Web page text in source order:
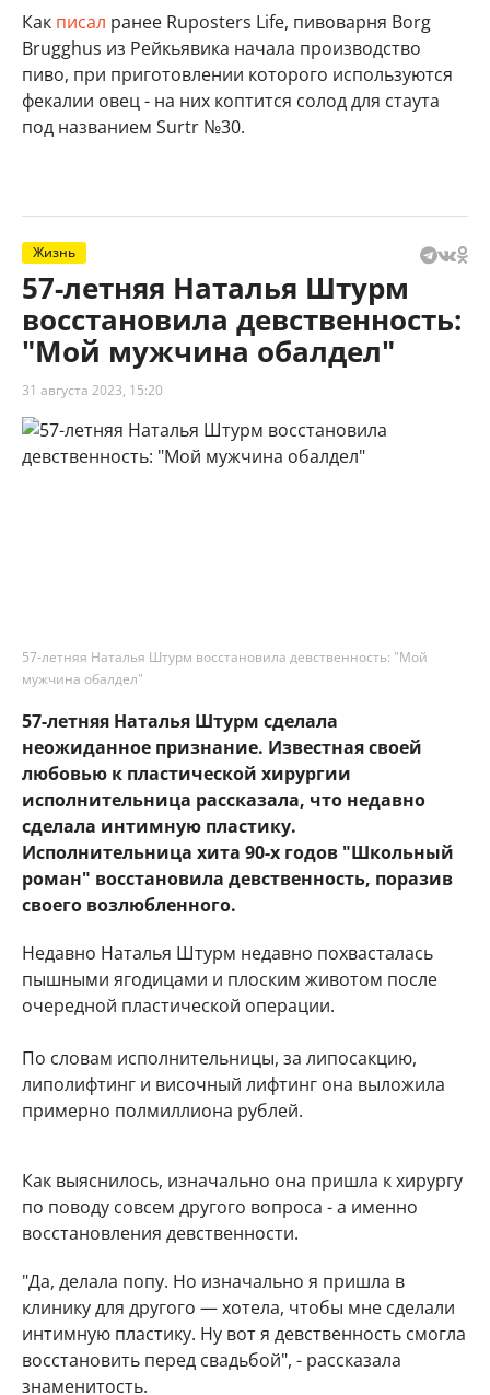
Как писал ранее Ruposters Life, пивоварня Borg
Brugghus из Рейкьявика начала производство
пиво, при приготовлении которого используются
фекалии овец - на них коптится солод для стаута
под названием Surtr №30.
Жизнь
57-летняя Наталья Штурм
восстановила девственность:
"Мой мужчина обалдел"
31 августа 2023, 15:20
57-летняя Наталья Штурм восстановила девственность: "Мой
мужчина обалдел"
57-летняя Наталья Штурм сделала
неожиданное признание. Известная своей
любовью к пластической хирургии
исполнительница рассказала, что недавно
сделала интимную пластику.
Исполнительница хита 90-х годов "Школьный
роман" восстановила девственность, поразив
своего возлюбленного.
Недавно Наталья Штурм недавно похвасталась
пышными ягодицами и плоским животом после
очередной пластической операции.
По словам исполнительницы, за липосакцию,
липолифтинг и височный лифтинг она выложила
примерно полмиллиона рублей.
Как выяснилось, изначально она пришла к хирургу
по поводу совсем другого вопроса - а именно
восстановления девственности.
"Да, делала попу. Но изначально я пришла в
клинику для другого — хотела, чтобы мне сделали
интимную пластику. Ну вот я девственность смогла
восстановить перед свадьбой", - рассказала
знаменитость.